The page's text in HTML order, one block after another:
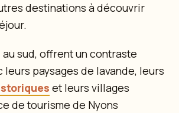
destinations à découvrir
au sud, offrent un contraste
leurs paysages de lavande, leurs
et leurs villages
de tourisme de Nyons